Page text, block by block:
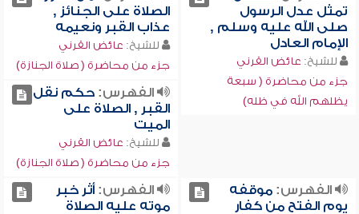
تمثل عدل الرسول
صلى الله عليه وسلم ,
الإمام العادل
للشيخ: عائض القرني
جزء من محاضرة ( سبعة
يظلهم الله في ظله)
الصلاة على الجنائز ,
عذاب القبر ونعيمه
للشيخ: عائض القرني
جزء من محاضرة ( صلاة الجنازة)
الفهرس:حكم نقل
القبر , الصلاة على
الميت
للشيخ: عائض القرني
جزء من محاضرة ( صلاة الجنازة)
الفهرس:موقفه
يوم الفتح من كفار
الفهرس:أثر خبر
موته عليه الصلاة